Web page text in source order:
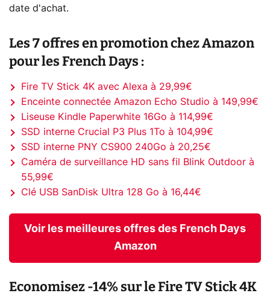
date d'achat.
Les 7 offres en promotion chez Amazon
pour les French Days :
Fire TV Stick 4K avec Alexa à 29,99€
Enceinte connectée Amazon Echo Studio à 149,99€
Liseuse Kindle Paperwhite 16Go à 114,99€
SSD interne Crucial P3 Plus 1To à 104,99€
SSD interne PNY CS900 240Go à 20,25€
Caméra de surveillance HD sans fil Blink Outdoor à
55,99€
Clé USB SanDisk Ultra 128 Go à 16,44€
Voir les meilleures offres des French Days
Amazon
Economisez -14% sur le Fire TV Stick 4K